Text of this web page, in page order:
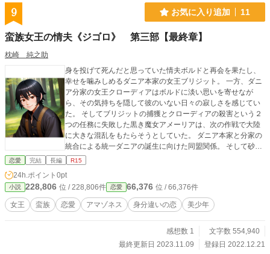
9 お気に入り追加 11
蛮族女王の情夫《ジゴロ》 第三部【最終章】
枕崎 純之助
身を投げて死んだと思っていた情夫ボルドと再会を果たし、
幸せを噛みしめるダニア本家の女王ブリジット。 一方、ダニ
ア分家の女王クローディアはボルドに淡い思いを寄せなが
ら、その気持ちを隠して彼のいない日々の寂しさを感じてい
た。 そしてブリジットの捕獲とクローディアの殺害という２
つの任務に失敗した黒き魔女アメーリアは、次の作戦で大陸
に大きな混乱をもたらそうとしていた。 ダニア本家と分家の
統合による統一ダニアの誕生に向けた同盟関係。 そして砂漠
島の軍勢。 いくつもの勢力が各自の思惑を持って動きを進め
していた。 大陸を包み込む重苦しい暗雲の中、黒髪術者《ダ
ークネス》としての力を深めるボルドは、愛する女王ブリジ
ットを守るため奔走することとなる。 奴隷少年と女王の出会
いから始まった物語はどのような結末を迎えるのだろうか。
恋愛 完結 長編 R15
24h.ポイント 0pt
小説 228,806 位 / 228,806件 恋愛 66,376 位 / 66,376件
女王 蛮族 恋愛 アマゾネス 身分違いの恋 美少年
感想数 1
文字数 554,940
最終更新日 2023.11.09
登録日 2022.12.21